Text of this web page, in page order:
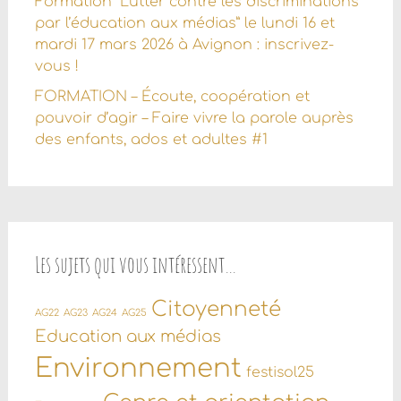
par l’éducation aux médias” le lundi 16 et
mardi 17 mars 2026 à Avignon : inscrivez-
vous !
FORMATION – Écoute, coopération et
pouvoir d’agir – Faire vivre la parole auprès
des enfants, ados et adultes #1
Les sujets qui vous intéressent…
AG22 AG23 AG24 AG25 Citoyenneté
Education aux médias
Environnement festisol25